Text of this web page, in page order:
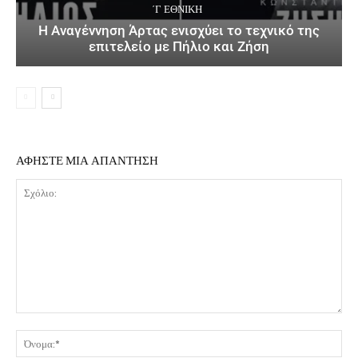
΄Γ ΕΘΝΙΚΉ
Η Αναγέννηση Άρτας ενισχύει το τεχνικό της
επιτελείο με Πήλιο και Ζήση
ΑΦΗΣΤΕ ΜΙΑ ΑΠΑΝΤΗΣΗ